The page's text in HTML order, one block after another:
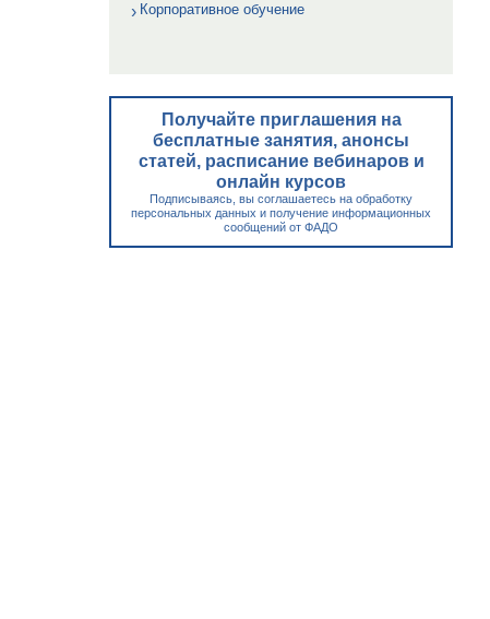
Корпоративное обучение
Получайте приглашения на
бесплатные занятия, анонсы
статей, расписание вебинаров и
онлайн курсов
Подписываясь, вы соглашаетесь на обработку
персональных данных и получение информационных
сообщений от ФАДО